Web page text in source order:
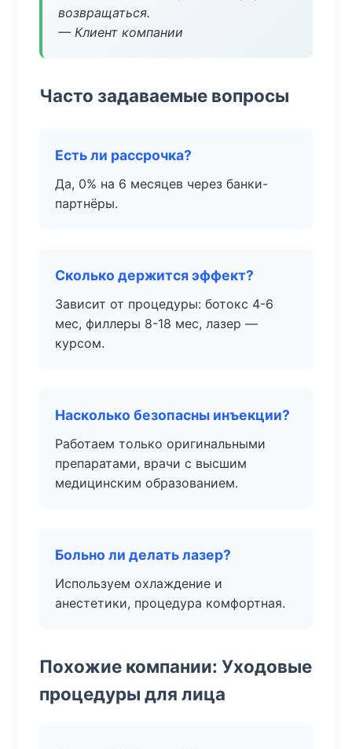
возвращаться.
— Клиент компании
Часто задаваемые вопросы
Есть ли рассрочка?
Да, 0% на 6 месяцев через банки-
партнёры.
Сколько держится эффект?
Зависит от процедуры: ботокс 4-6
мес, филлеры 8-18 мес, лазер —
курсом.
Насколько безопасны инъекции?
Работаем только оригинальными
препаратами, врачи с высшим
медицинским образованием.
Больно ли делать лазер?
Используем охлаждение и
анестетики, процедура комфортная.
Похожие компании: Уходовые
процедуры для лица